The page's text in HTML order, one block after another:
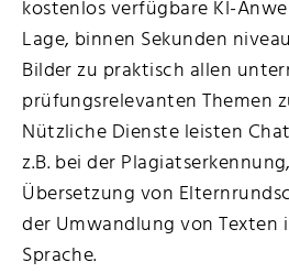
kostenlos verfügbare KI-
Lage, binnen Sekunden
Bilder zu praktisch allen
prüfungsrelevanten Themen
Nützliche Dienste leisten
z.B. bei der
Übersetzung von
der Umwandlung von Texten
Sprache.